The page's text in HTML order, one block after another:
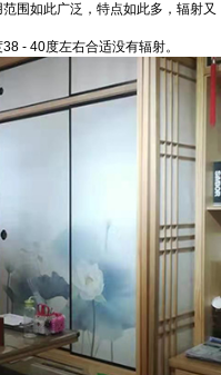
围如此广泛，特点如此多，辐射又
- 40度左右合适没有辐射。